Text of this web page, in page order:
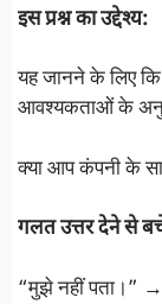
इस प्रश्न का उद्देश्य:
यह जानने के लिए
आवश्यकताओं के
क्या आप कंपनी के
गलत उत्तर देने से
“मुझे नहीं पता।”